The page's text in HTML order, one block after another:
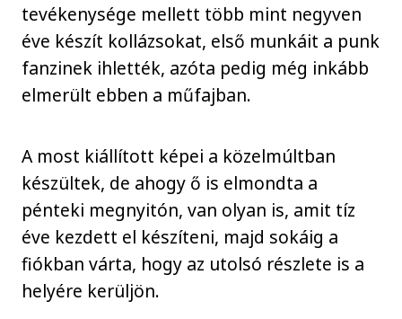
tevékenysége mellett több mint negyven
éve készít kollázsokat, első munkáit a punk
fanzinek ihlették, azóta pedig még inkább
elmerült ebben a műfajban.
A most kiállított képei a közelmúltban
készültek, de ahogy ő is elmondta a
pénteki megnyitón, van olyan is, amit tíz
éve kezdett el készíteni, majd sokáig a
fiókban várta, hogy az utolsó részlete is a
helyére kerüljön.